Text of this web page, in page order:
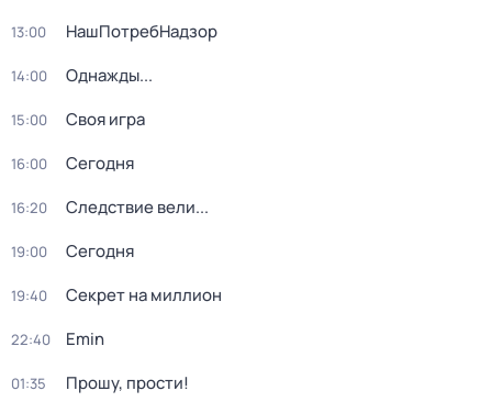
13:00 НашПотребНадзор
14:00 Однажды...
15:00 Своя игра
16:00 Сегодня
16:20 Следствие вели...
19:00 Сегодня
19:40 Секрет на миллион
22:40 Emin
01:35 Прошу, прости!